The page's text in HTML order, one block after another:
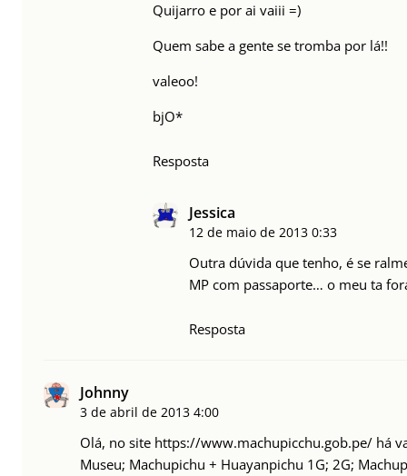
Quijarro e por ai vaiii =)
Quem sabe a gente se tromba por lá!!
valeoo!
bjO*
Resposta
Jessica
12 de maio de 2013 0:33
Outra dúvida que tenho, é se
MP com passaporte… o meu ta
Resposta
Johnny
3 de abril de 2013 4:00
Olá, no site https://www.machupicchu.gob.pe/ há
Museu; Machupichu + Huayanpichu 1G; 2G;